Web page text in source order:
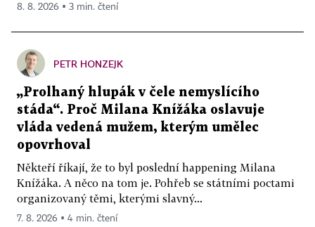
8. 8. 2026 ▪ 3 min. čtení
PETR HONZEJK
„Prolhaný hlupák v čele nemyslícího
stáda“. Proč Milana Knížáka oslavuje
vláda vedená mužem, kterým umělec
opovrhoval
Někteří říkají, že to byl poslední happening Milana
Knížáka. A něco na tom je. Pohřeb se státními poctami
organizovaný těmi, kterými slavný...
7. 8. 2026 ▪ 4 min. čtení